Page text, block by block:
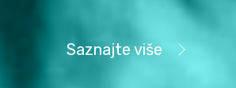
Saznajte više